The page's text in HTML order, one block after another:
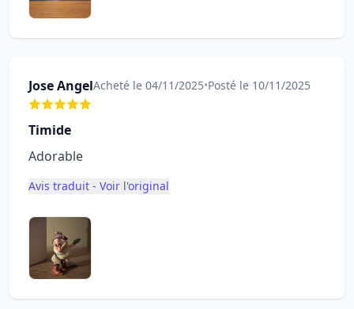
Jose AngelAcheté le 04/11/2025•Posté le 10/11/2025
Timide
Adorable
Avis traduit - Voir l'original